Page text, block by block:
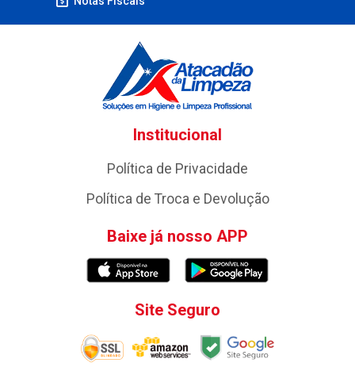
Institucional
Política de Privacidade
Política de Troca e Devolução
Baixe já nosso APP
Site Seguro